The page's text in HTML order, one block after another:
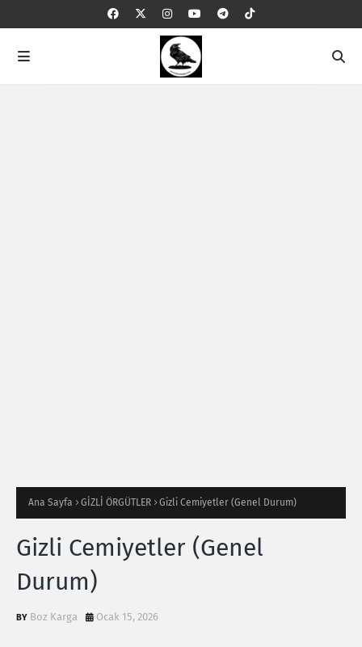
Ana Sayfa GİZLİ ÖRGÜTLER Gizli Cemiyetler (Genel Durum)
Gizli Cemiyetler (Genel
Durum)
Boz Karga Ocak 15, 2026